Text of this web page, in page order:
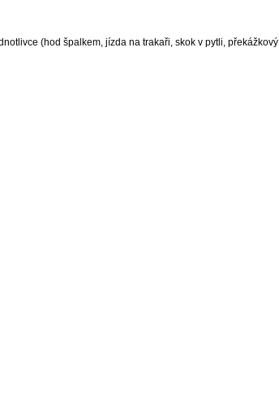
(hod špalkem, jízda na trakaři, skok v pytli, překážkový